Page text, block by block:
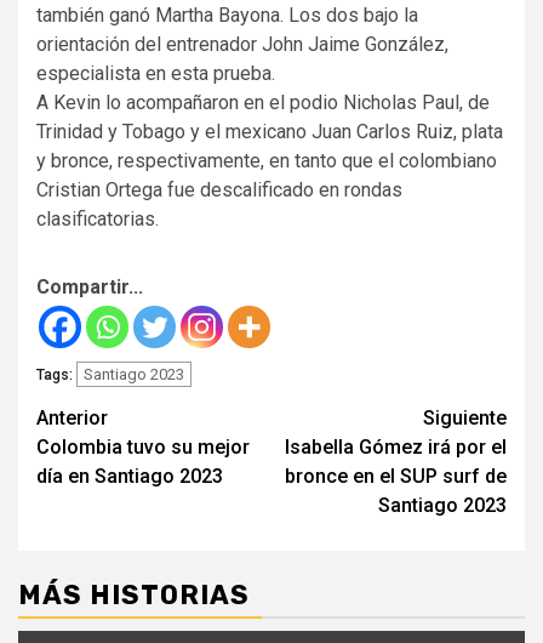
también ganó Martha Bayona. Los dos bajo la
orientación del entrenador John Jaime González,
especialista en esta prueba.
A Kevin lo acompañaron en el podio Nicholas Paul, de
Trinidad y Tobago y el mexicano Juan Carlos Ruiz, plata
y bronce, respectivamente, en tanto que el colombiano
Cristian Ortega fue descalificado en rondas
clasificatorias.
Compartir...
Tags: Santiago 2023
Seguir
leyendo
Anterior
Colombia tuvo su mejor
día en Santiago 2023
Siguiente
Isabella Gómez irá por el
bronce en el SUP surf de
Santiago 2023
MÁS HISTORIAS